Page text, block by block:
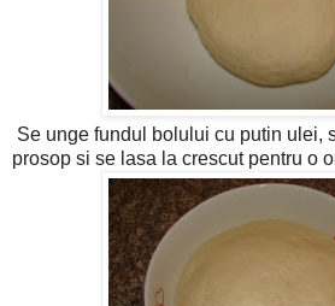
Se unge fundul bolului cu putin ulei,
prosop si se lasa la crescut pentru o